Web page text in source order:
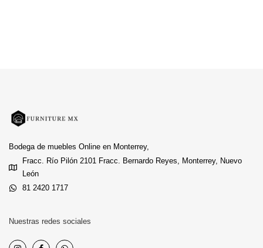
Bodega de muebles Online en Monterrey,
Fracc. Río Pilón 2101 Fracc. Bernardo Reyes, Monterrey, Nuevo
León
81 2420 1717
Nuestras redes sociales